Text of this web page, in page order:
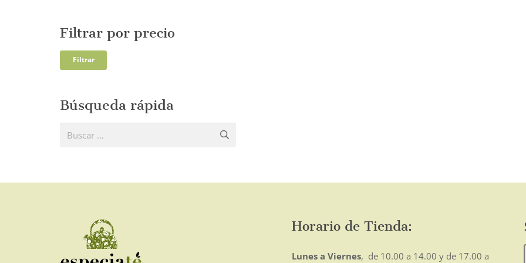
Filtrar por precio
Filtrar
Búsqueda rápida
Buscar:
Horario de Tienda:
Lunes a Viernes, de 10.00 a 14.00 y de 17.00 a